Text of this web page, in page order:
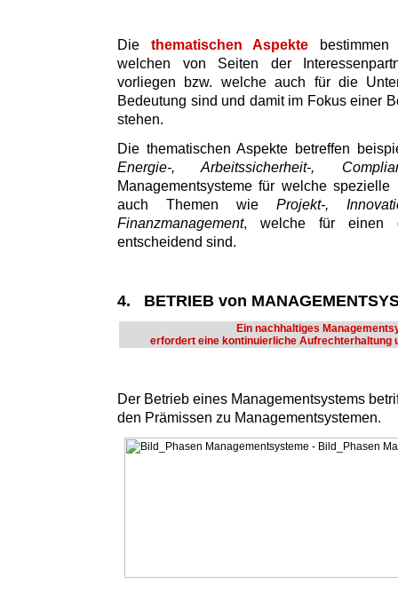
Die thematischen Aspekte bestimmen
welchen von Seiten der
vorliegen bzw. welche auch für die
Bedeutung sind und damit im Fokus einer
stehen.
Die thematischen Aspekte betreffen
Energie-, Arbeitssicherheit-,
Managementsysteme für welche
auch Themen wie Projekt-,
Finanzmanagement, welche für einen
entscheidend sind.
4. BETRIEB von
Ein nachhaltiges
erfordert eine kontinuierliche Aufrechterhaltung
Der Betrieb eines Managementsystems
den Prämissen zu Managementsystemen.